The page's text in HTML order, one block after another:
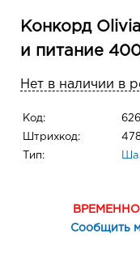
Конкорд
и питание
Нет в наличии в
Код:
Штрихкод:
Тип:
Сообщить